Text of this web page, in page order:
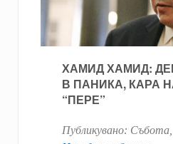
ХАМИД ХАМИД:
В ПАНИКА, КАРА
“ПЕРЕ”
Публикувано: